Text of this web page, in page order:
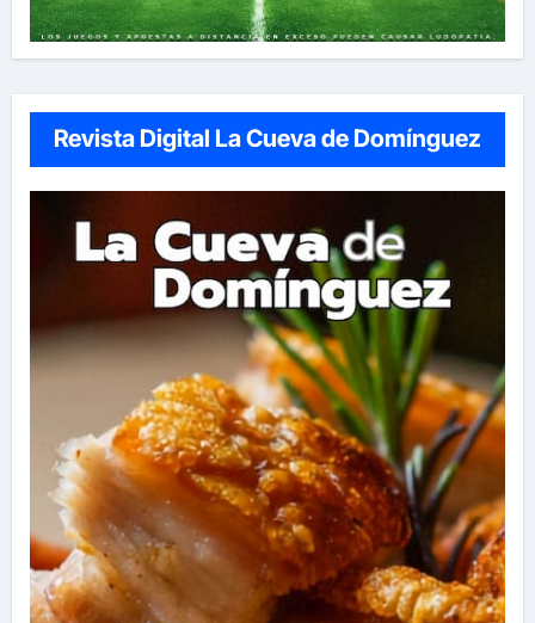
Revista Digital La Cueva de Domínguez